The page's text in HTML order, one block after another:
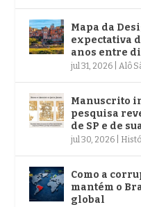
Mapa da
expectativa
anos entre
jul 31, 2026 Alô
Manuscrito
pesquisa
de SP e de
jul 30, 2026
Como a
mantém o
global